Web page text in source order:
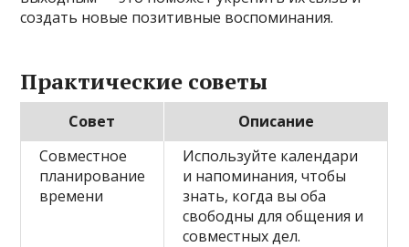
создать новые позитивные воспоминания.
Практические советы
Совет
Описание
Совместное
планирование
времени
Используйте календари
и напоминания, чтобы
знать, когда вы оба
свободны для общения и
совместных дел.